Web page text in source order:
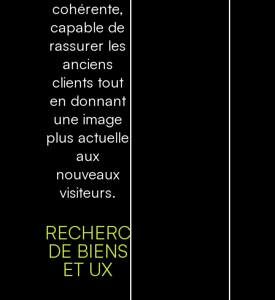
cohérente,
capable de
rassurer les
anciens
clients tout
en donnant
une image
plus actuelle
aux
nouveaux
visiteurs.
RECHERCHE
DE BIENS
ET UX